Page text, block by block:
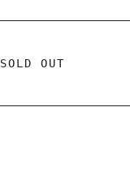
SOLD OUT